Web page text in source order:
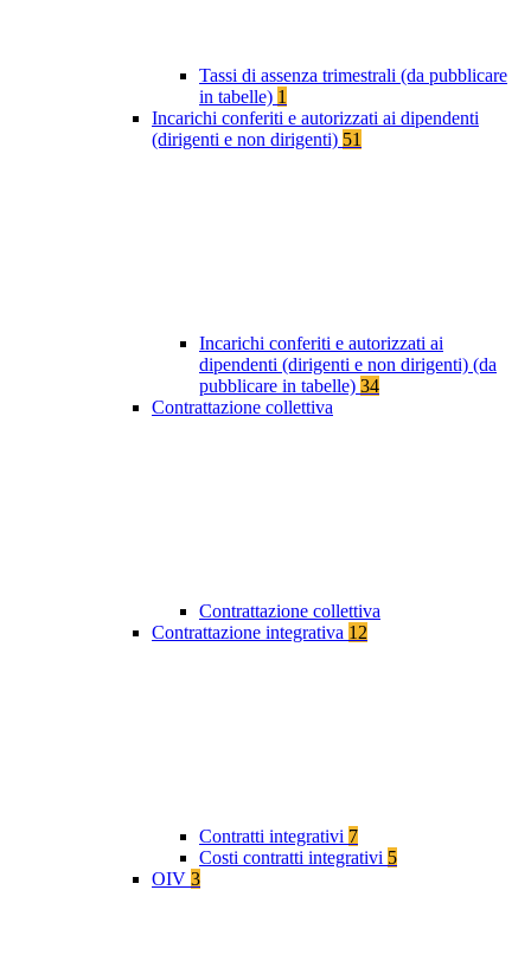
Tassi di assenza trimestrali (da pubblicare
in tabelle) 1
Incarichi conferiti e autorizzati ai dipendenti
(dirigenti e non dirigenti) 51
Incarichi conferiti e autorizzati ai
dipendenti (dirigenti e non dirigenti) (da
pubblicare in tabelle) 34
Contrattazione collettiva
Contrattazione collettiva
Contrattazione integrativa 12
Contratti integrativi 7
Costi contratti integrativi 5
OIV 3